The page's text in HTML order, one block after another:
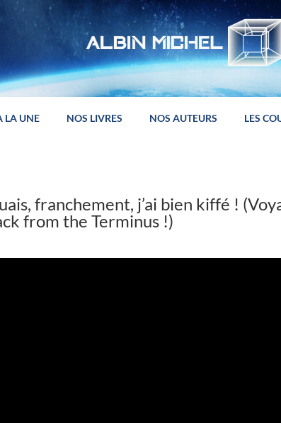
LA UNE NOS LIVRES NOS AUTEURS LES
franchement, j’ai bien kiffé !
from the Terminus !)